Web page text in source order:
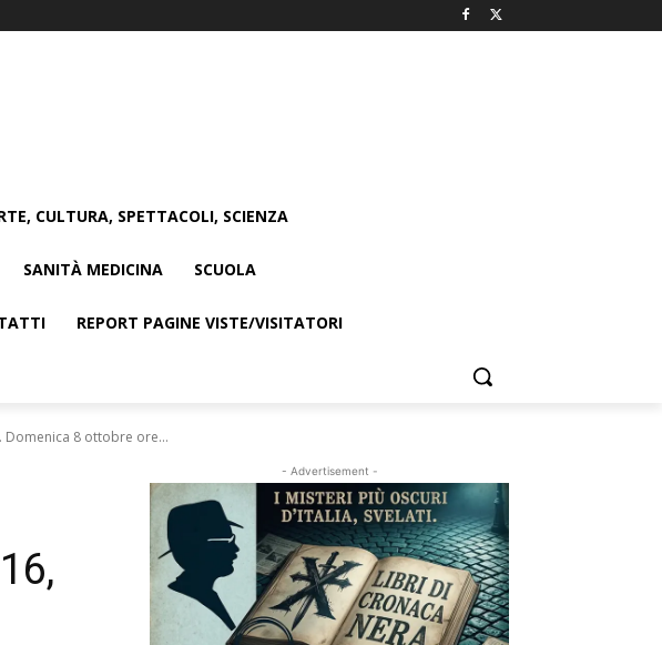
CULTURA, SPETTACOLI, SCIENZA
SANITÀ MEDICINA SCUOLA
REPORT PAGINE VISTE/VISITATORI
Domenica 8 ottobre ore...
- Advertisement -